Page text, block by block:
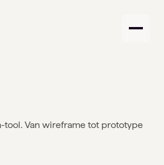
tool. Van wireframe tot prototype